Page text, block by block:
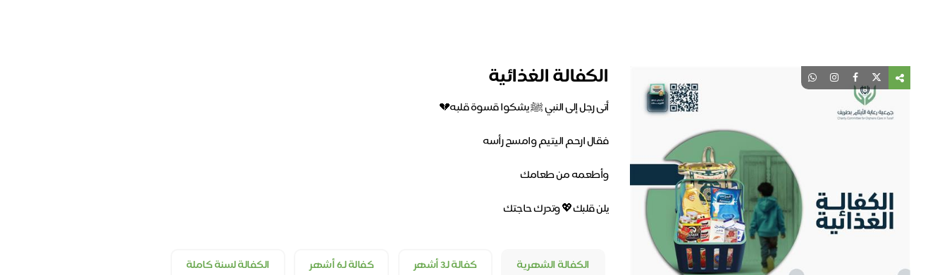
الكفالة الغذائية
وأطعمه من طعامك
يلن قلبك💖 وتدرك حاجتك
الكفالة الشهرية كفالة لـ3 أشهر كفالة لـ6 أشهر الكفالة لسنة كاملة